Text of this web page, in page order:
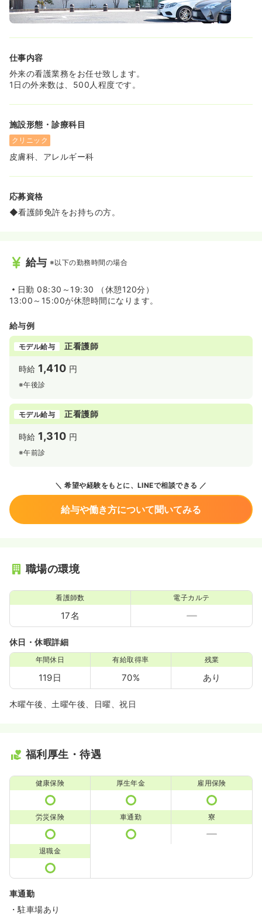
仕事内容
外来の看護業務をお任せ致します。
1日の外来数は、500人程度です。
施設形態・診療科目
クリニック
皮膚科、アレルギー科
応募資格
◆看護師免許をお持ちの方。
給与 ※以下の勤務時間の場合
日勤 08:30～19:30 （休憩120分）
13:00～15:00が休憩時間になります。
給与例
モデル給与 正看護師
時給 1,410 円
※午後診
モデル給与 正看護師
時給 1,310 円
※午前診
希望や経験をもとに、LINEで相談できる
給与や働き方について聞いてみる
職場の環境
看護師数
17名
電子カルテ
休日・休暇詳細
年間休日
119日
有給取得率
70%
残業
あり
木曜午後、土曜午後、日曜、祝日
福利厚生・待遇
健康保険 厚生年金 雇用保険
労災保険 車通勤 寮
退職金
車通勤
・駐車場あり